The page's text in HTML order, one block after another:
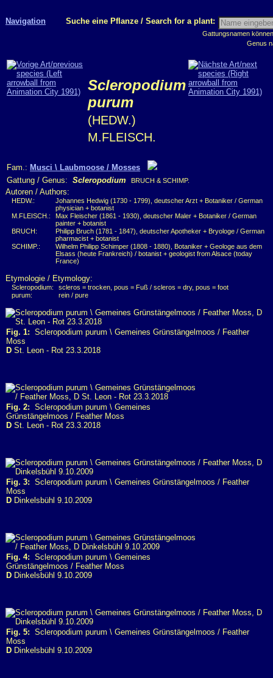
Navigation Suche eine Pflanze / Search for a plant:
Gattungsnamen
Genus
Scleropodium
purum
(HEDW.)
M.FLEISCH.
Fam.: Musci \ Laubmoose / Mosses
Gattung / Genus: Scleropodium BRUCH & SCHIMP.
Autoren / Authors:
HEDW.:
Johannes Hedwig (1730 - 1799), deutscher Arzt + Botaniker / German
physician + botanist
M.FLEISCH.:
Max Fleischer (1861 - 1930), deutscher Maler + Botaniker / German
painter + botanist
BRUCH:
Philipp Bruch (1781 - 1847), deutscher Apotheker + Bryologe / German
pharmacist + botanist
SCHIMP.:
Wilhelm Philipp Schimper (1808 - 1880), Botaniker + Geologe aus dem
Elsass (heute Frankreich) / botanist + geologist from Alsace (today
France)
Etymologie / Etymology:
Scleropodium:
scleros = trocken, pous = Fuß / scleros = dry, pous = foot
purum:
rein / pure
Fig. 1: Scleropodium purum \ Gemeines Grünstängelmoos / Feather
Moss
D St. Leon - Rot 23.3.2018
Fig. 2: Scleropodium purum \ Gemeines
Grünstängelmoos / Feather Moss
D St. Leon - Rot 23.3.2018
Fig. 3: Scleropodium purum \ Gemeines Grünstängelmoos / Feather
Moss
D Dinkelsbühl 9.10.2009
Fig. 4: Scleropodium purum \ Gemeines
Grünstängelmoos / Feather Moss
D Dinkelsbühl 9.10.2009
Fig. 5: Scleropodium purum \ Gemeines Grünstängelmoos / Feather
Moss
D Dinkelsbühl 9.10.2009